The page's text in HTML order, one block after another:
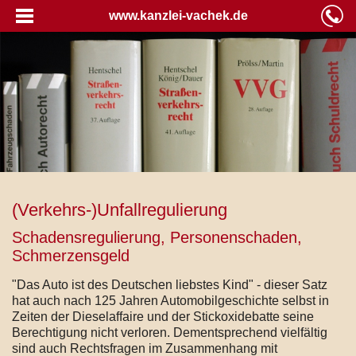
www.kanzlei-vachek.de
(Verkehrs-)Unfallregulierung
Schadensregulierung, Personenschaden,
Schmerzensgeld
"Das Auto ist des Deutschen liebstes Kind" - dieser Satz
hat auch nach 125 Jahren Automobilgeschichte selbst in
Zeiten der Dieselaffaire und der Stickoxidebatte seine
Berechtigung nicht verloren. Dementsprechend vielfältig
sind auch Rechtsfragen im Zusammenhang mit